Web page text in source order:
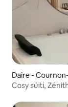
Daire -
Cosy süiti,